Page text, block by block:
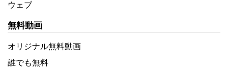
ウェブ
無料動画
オリジナル無料動画
誰でも無料